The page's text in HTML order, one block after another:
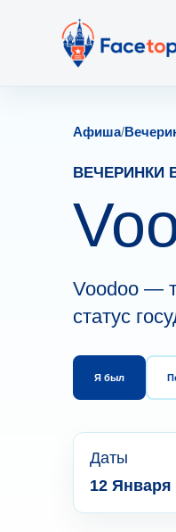
Афиша/
ВЕЧЕРИНКИ
Voodoo —
статус
Я был
Даты
12 Января